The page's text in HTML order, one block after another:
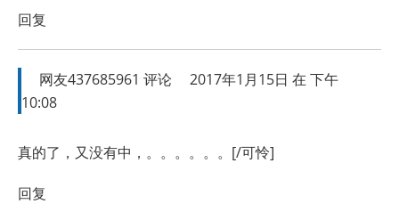
回复
网友437685961 评论
2017年1月15日 在 下午
10:08
真的了，又没有中，。。。。。。[/可怜]
回复